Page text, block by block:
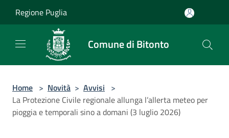
Regione Puglia
Comune di Bitonto
Home > Novità > Avvisi >
La Protezione Civile regionale allunga l’allerta meteo per
pioggia e temporali sino a domani (3 luglio 2026)